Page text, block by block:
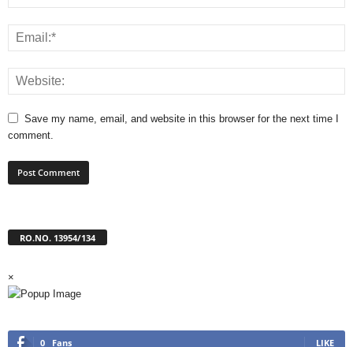
Save my name, email, and website in this browser for the next time I
comment.
RO.NO. 13954/134
×
0 Fans LIKE